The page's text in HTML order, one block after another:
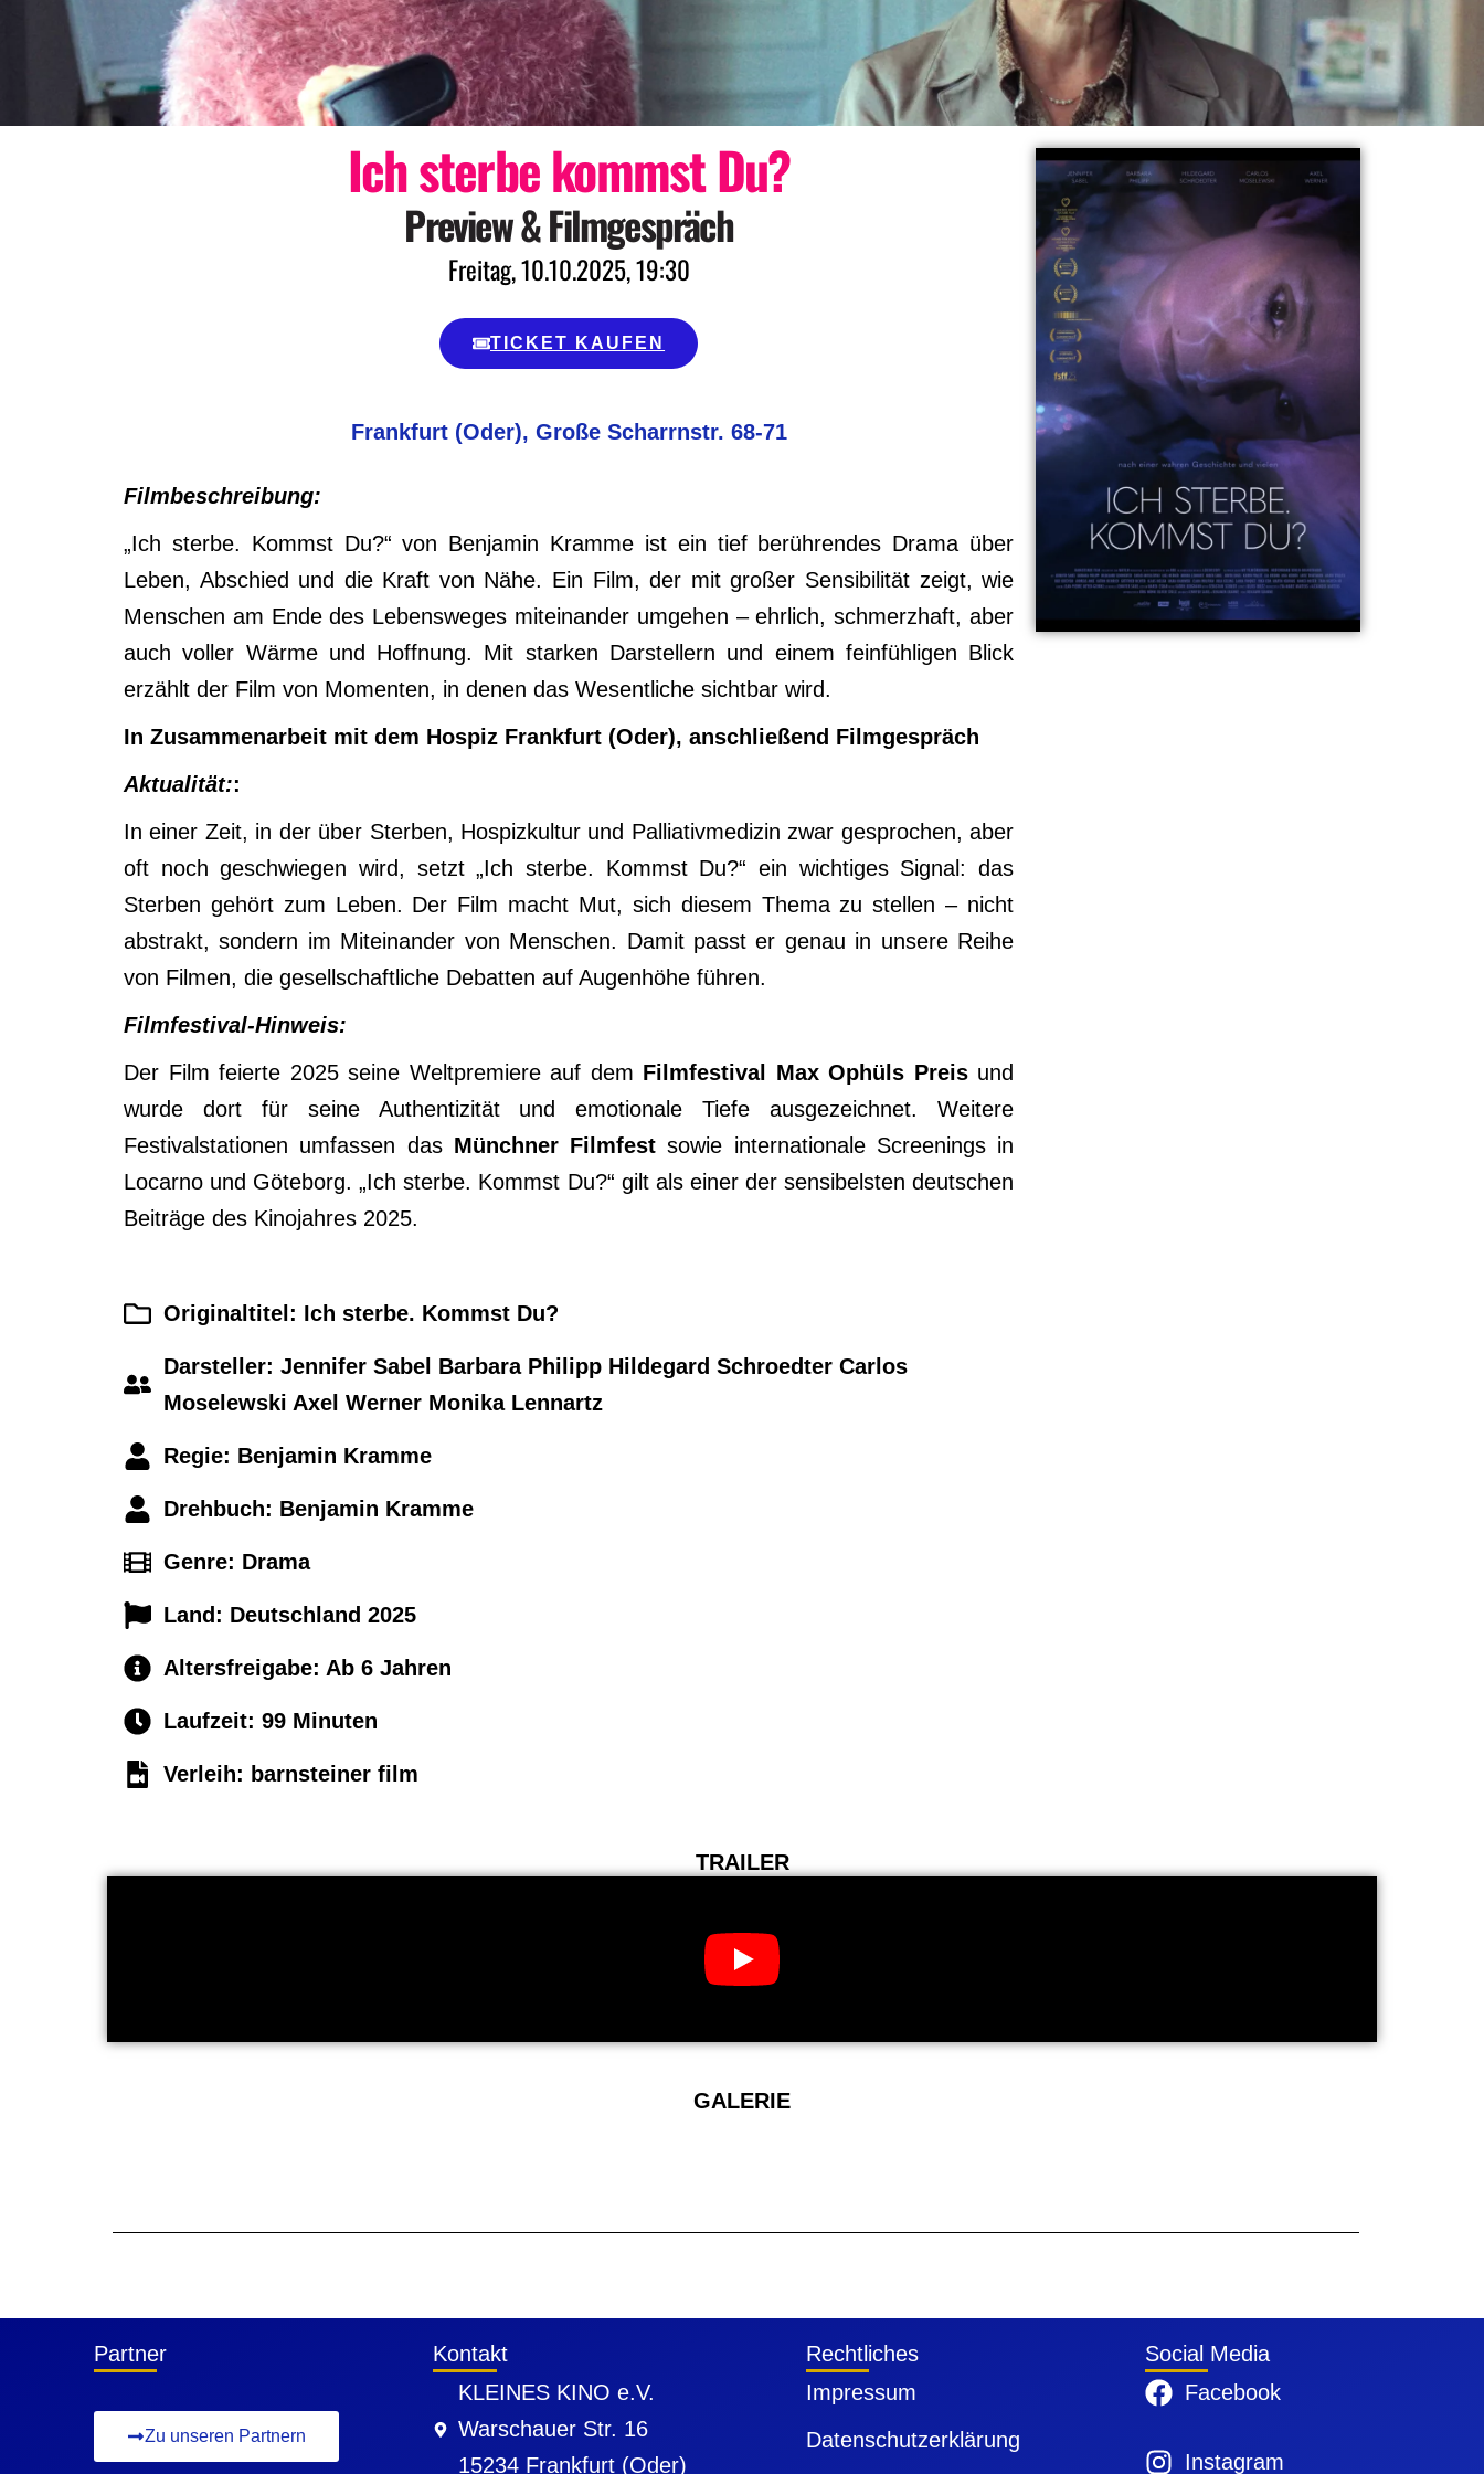
Ich sterbe kommst Du?
Preview & Filmgespräch
Freitag, 10.10.2025, 19:30
TICKET KAUFEN
Frankfurt (Oder), Große Scharrnstr. 68-71
Filmbeschreibung:
„Ich sterbe. Kommst Du?“ von Benjamin Kramme ist ein tief berührendes Drama über
Leben, Abschied und die Kraft von Nähe. Ein Film, der mit großer Sensibilität zeigt, wie
Menschen am Ende des Lebensweges miteinander umgehen – ehrlich, schmerzhaft, aber
auch voller Wärme und Hoffnung. Mit starken Darstellern und einem feinfühligen Blick
erzählt der Film von Momenten, in denen das Wesentliche sichtbar wird.
In Zusammenarbeit mit dem Hospiz Frankfurt (Oder), anschließend Filmgespräch
Aktualität::
In einer Zeit, in der über Sterben, Hospizkultur und Palliativmedizin zwar gesprochen, aber
oft noch geschwiegen wird, setzt „Ich sterbe. Kommst Du?“ ein wichtiges Signal: das
Sterben gehört zum Leben. Der Film macht Mut, sich diesem Thema zu stellen – nicht
abstrakt, sondern im Miteinander von Menschen. Damit passt er genau in unsere Reihe
von Filmen, die gesellschaftliche Debatten auf Augenhöhe führen.
Filmfestival-Hinweis:
Der Film feierte 2025 seine Weltpremiere auf dem Filmfestival Max Ophüls Preisund
wurde dort für seine Authentizität und emotionale Tiefe ausgezeichnet. Weitere
Festivalstationen umfassen das Münchner Filmfest sowie internationale Screenings in
Locarno und Göteborg. „Ich sterbe. Kommst Du?“ gilt als einer der sensibelsten deutschen
Beiträge des Kinojahres 2025.
Originaltitel: Ich sterbe. Kommst Du?
Darsteller: Jennifer Sabel Barbara Philipp Hildegard Schroedter Carlos
Moselewski Axel Werner Monika Lennartz
Regie: Benjamin Kramme
Drehbuch: Benjamin Kramme
Genre: Drama
Land: Deutschland 2025
Altersfreigabe: Ab 6 Jahren
Laufzeit:99 Minuten
Verleih: barnsteiner film
TRAILER
GALERIE
Partner
Zu unseren Partnern
Kontakt
KLEINES KINO e.V.
Warschauer Str. 16
15234 Frankfurt (Oder)
Rechtliches
Impressum
Datenschutzerklärung
Social Media
Facebook
Instagram